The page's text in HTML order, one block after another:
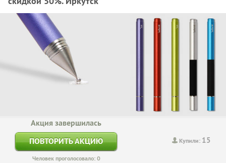
Купили: 15
Акция завершилась
ПОВТОРИТЬ АКЦИЮ
Человек проголосовало: 0